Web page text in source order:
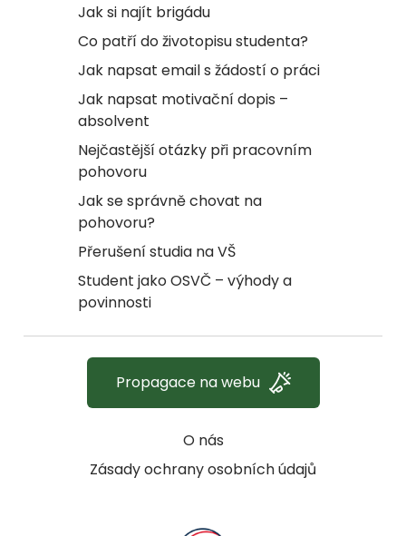
Jak si najít brigádu
Co patří do životopisu studenta?
Jak napsat email s žádostí o práci
Jak napsat motivační dopis –
absolvent
Nejčastější otázky při pracovním
pohovoru
Jak se správně chovat na
pohovoru?
Přerušení studia na VŠ
Student jako OSVČ – výhody a
povinnosti
O nás
Zásady ochrany osobních údajů
Propagace na webu